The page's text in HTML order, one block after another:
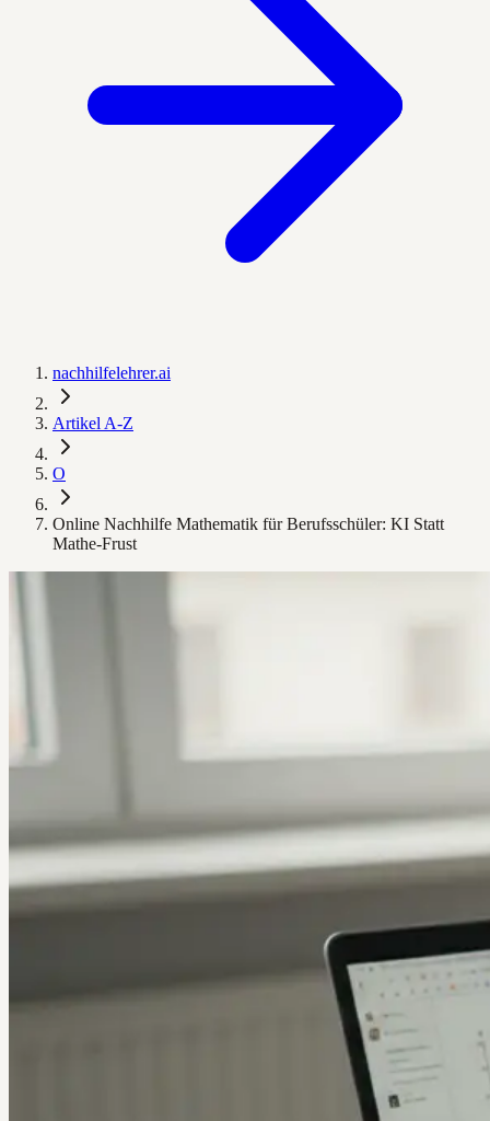
nachhilfelehrer.ai
Artikel A-Z
O
Online Nachhilfe Mathematik für Berufsschüler: KI Statt
Mathe-Frust